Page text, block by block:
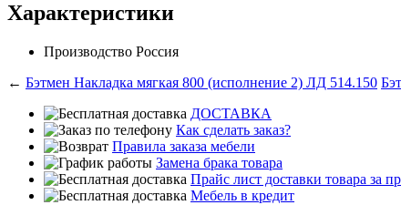
Характеристики
Производство Россия
← Бэтмен Накладка мягкая 800 (исполнение 2) ЛД 514.150
ДОСТАВКА
Как сделать заказ?
Правила заказа мебели
Замена брака товара
Прайс лист доставки товара за
Мебель в кредит